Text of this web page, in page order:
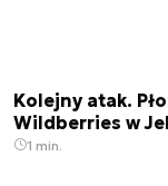
Kolejny atak.
Wildberries w
1 min.